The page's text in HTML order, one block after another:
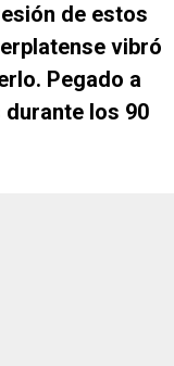
de estos
vibró
Pegado a
los 90